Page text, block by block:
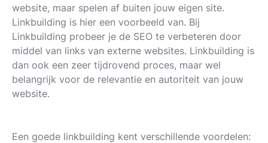
website, maar spelen af buiten jouw eigen site.
Linkbuilding is hier een voorbeeld van. Bij
Linkbuilding probeer je de SEO te verbeteren door
middel van links van externe websites. Linkbuilding is
dan ook een zeer tijdrovend proces, maar wel
belangrijk voor de relevantie en autoriteit van jouw
website.
Een goede linkbuilding kent verschillende voordelen: